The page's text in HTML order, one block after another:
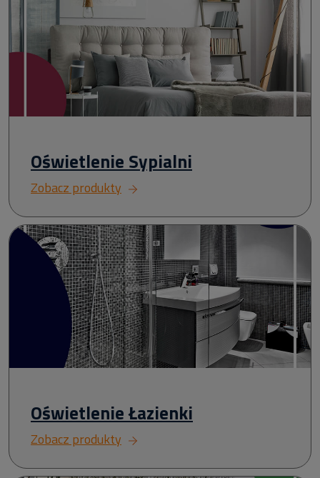
Oświetlenie Sypialni
Zobacz produkty
Oświetlenie Łazienki
Zobacz produkty